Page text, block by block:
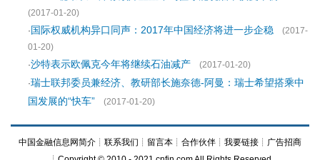
(2017-01-20)
·国际权威机构异口同声：2017年中国经济将进一步企稳
(2017-
01-20)
·沙特表示欧佩克今年将继续石油减产
(2017-01-20)
·瑞士联邦委员兼经济、教研部长施奈德-阿曼：瑞士希望搭乘中
国发展的“快车”
(2017-01-20)
中国金融信息网简介 ┊ 联系我们 ┊ 留言本 ┊ 合作伙伴 ┊ 我要链接 ┊ 广告招商